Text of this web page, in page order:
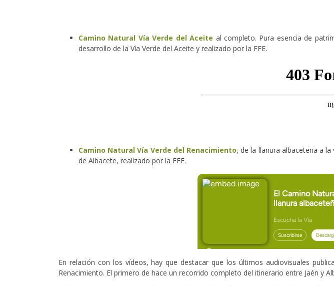
Camino Natural Vía Verde del Aceite al completo. Pura esencia de
desarrollo de la Vía Verde del Aceite y realizado por la FFE.
Camino Natural Vía Verde del Renacimiento, de la llanura albaceteña a
de Albacete, realizado por la FFE.
En relación con los vídeos, hay que destacar que los últimos audiovisuales
Renacimiento. El primero de hace un recorrido completo del itinerario entre Jaén y